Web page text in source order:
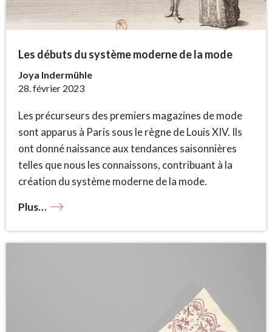
Les débuts du système moderne de la mode
Joya Indermühle
28. février 2023
Les précurseurs des premiers magazines de mode
sont apparus à Paris sous le règne de Louis XIV. Ils
ont donné naissance aux tendances saisonnières
telles que nous les connaissons, contribuant à la
création du système moderne de la mode.
Plus…